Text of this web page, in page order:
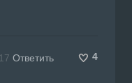
Ответить
4